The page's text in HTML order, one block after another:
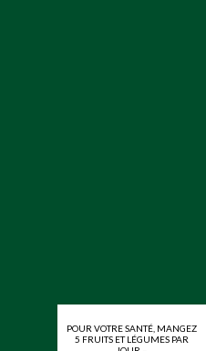
POUR VOTRE SANTÉ, MANGEZ
5 FRUITS ET LÉGUMES PAR